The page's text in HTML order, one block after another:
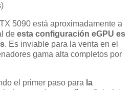
5090 está aproximadamente a
de esta configuración eGPU es
. Es inviable para la venta en el
gama alta completos por
el primer paso para la